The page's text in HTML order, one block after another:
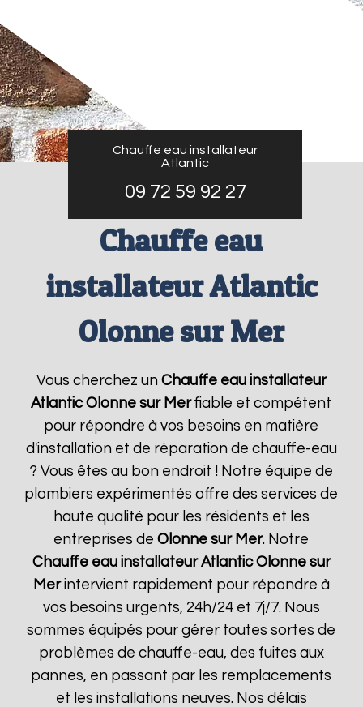
Chauffe eau installateur
Atlantic
09 72 59 92 27
Chauffe eau
installateur Atlantic
Olonne sur Mer
Vous cherchez un Chauffe eau installateur
Atlantic Olonne sur Merfiable et compétent
pour répondre à vos besoins en matière
d'installation et de réparation de chauffe-eau
? Vous êtes au bon endroit ! Notre équipe de
plombiers expérimentés offre des services de
haute qualité pour les résidents et les
entreprises deOlonne sur Mer. Notre
Chauffe eau installateur Atlantic Olonne sur
Merintervient rapidement pour répondre à
vos besoins urgents, 24h/24 et 7j/7. Nous
sommes équipés pour gérer toutes sortes de
problèmes de chauffe-eau, des fuites aux
pannes, en passant par les remplacements
et les installations neuves. Nos délais